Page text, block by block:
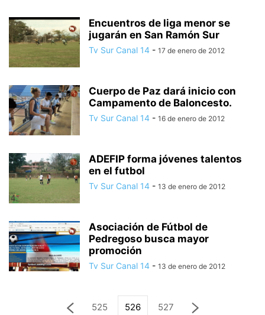
Encuentros de liga menor se
jugarán en San Ramón Sur
Tv Sur Canal 14 - 17 de enero de 2012
Cuerpo de Paz dará inicio con
Campamento de Baloncesto.
Tv Sur Canal 14 - 16 de enero de 2012
ADEFIP forma jóvenes talentos
en el futbol
Tv Sur Canal 14 - 13 de enero de 2012
Asociación de Fútbol de
Pedregoso busca mayor
promoción
Tv Sur Canal 14 - 13 de enero de 2012
525 526 527